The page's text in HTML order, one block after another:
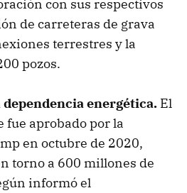
con sus respectivos
de carreteras de grava
terrestres y la
pozos.
energética. El
fue aprobado por la
en octubre de 2020,
torno a 600 millones de
informó el